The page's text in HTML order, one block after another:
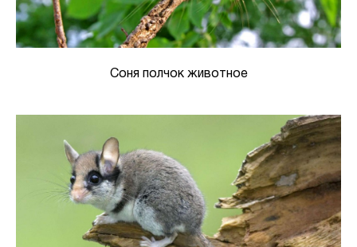
Соня полчок животное